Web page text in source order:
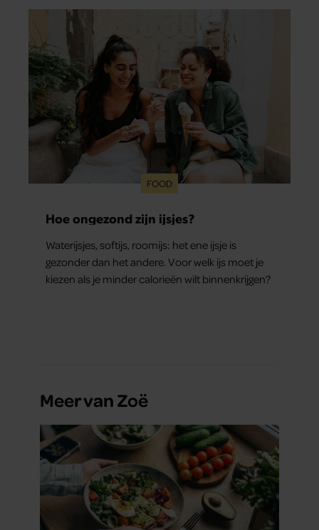
FOOD
Hoe ongezond zijn ijsjes?
Waterijsjes, softijs, roomijs: het ene ijsje is
gezonder dan het andere. Voor welk ijs moet je
kiezen als je minder calorieën wilt binnenkrijgen?
Meer van Zoë